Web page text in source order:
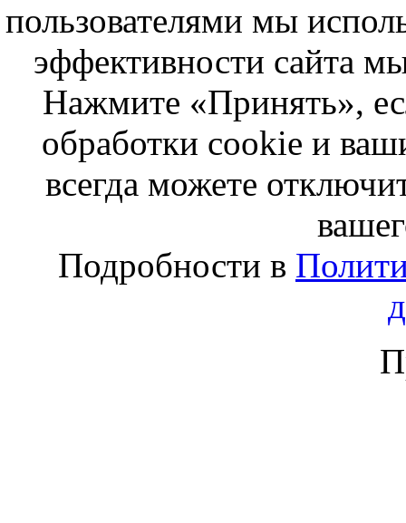
пользователями мы
эффективности сайта
Нажмите «Принять»,
обработки cookie и
всегда можете
Подробности в